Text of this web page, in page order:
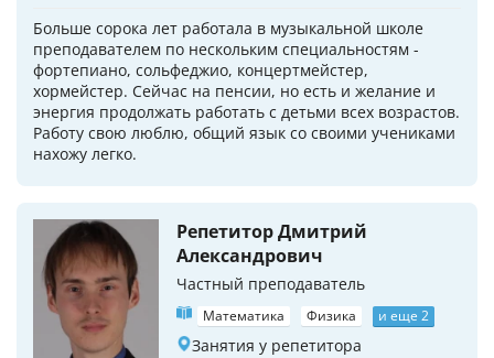
Больше сорока лет работала в музыкальной школе
преподавателем по нескольким специальностям -
фортепиано, сольфеджио, концертмейстер,
хормейстер. Сейчас на пенсии, но есть и желание и
энергия продолжать работать с детьми всех возрастов.
Работу свою люблю, общий язык со своими учениками
нахожу легко.
Репетитор Дмитрий
Александрович
Частный преподаватель
Математика Физика и еще 2
Занятия у репетитора